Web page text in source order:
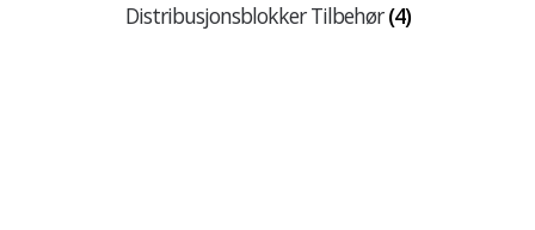
Distribusjonsblokker Tilbehør(4)